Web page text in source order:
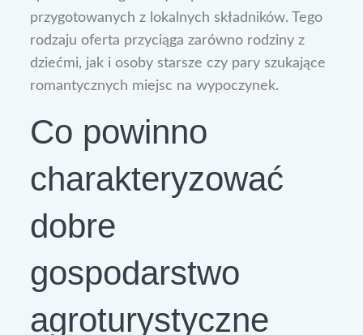
przygotowanych z lokalnych składników. Tego
rodzaju oferta przyciąga zarówno rodziny z
dziećmi, jak i osoby starsze czy pary szukające
romantycznych miejsc na wypoczynek.
Co powinno
charakteryzować
dobre
gospodarstwo
agroturystyczne